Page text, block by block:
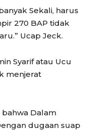
Sekali, harus
270 BAP tidak
Ucap Jeck.
Syarif atau Ucu
menjerat
Dalam
dugaan suap